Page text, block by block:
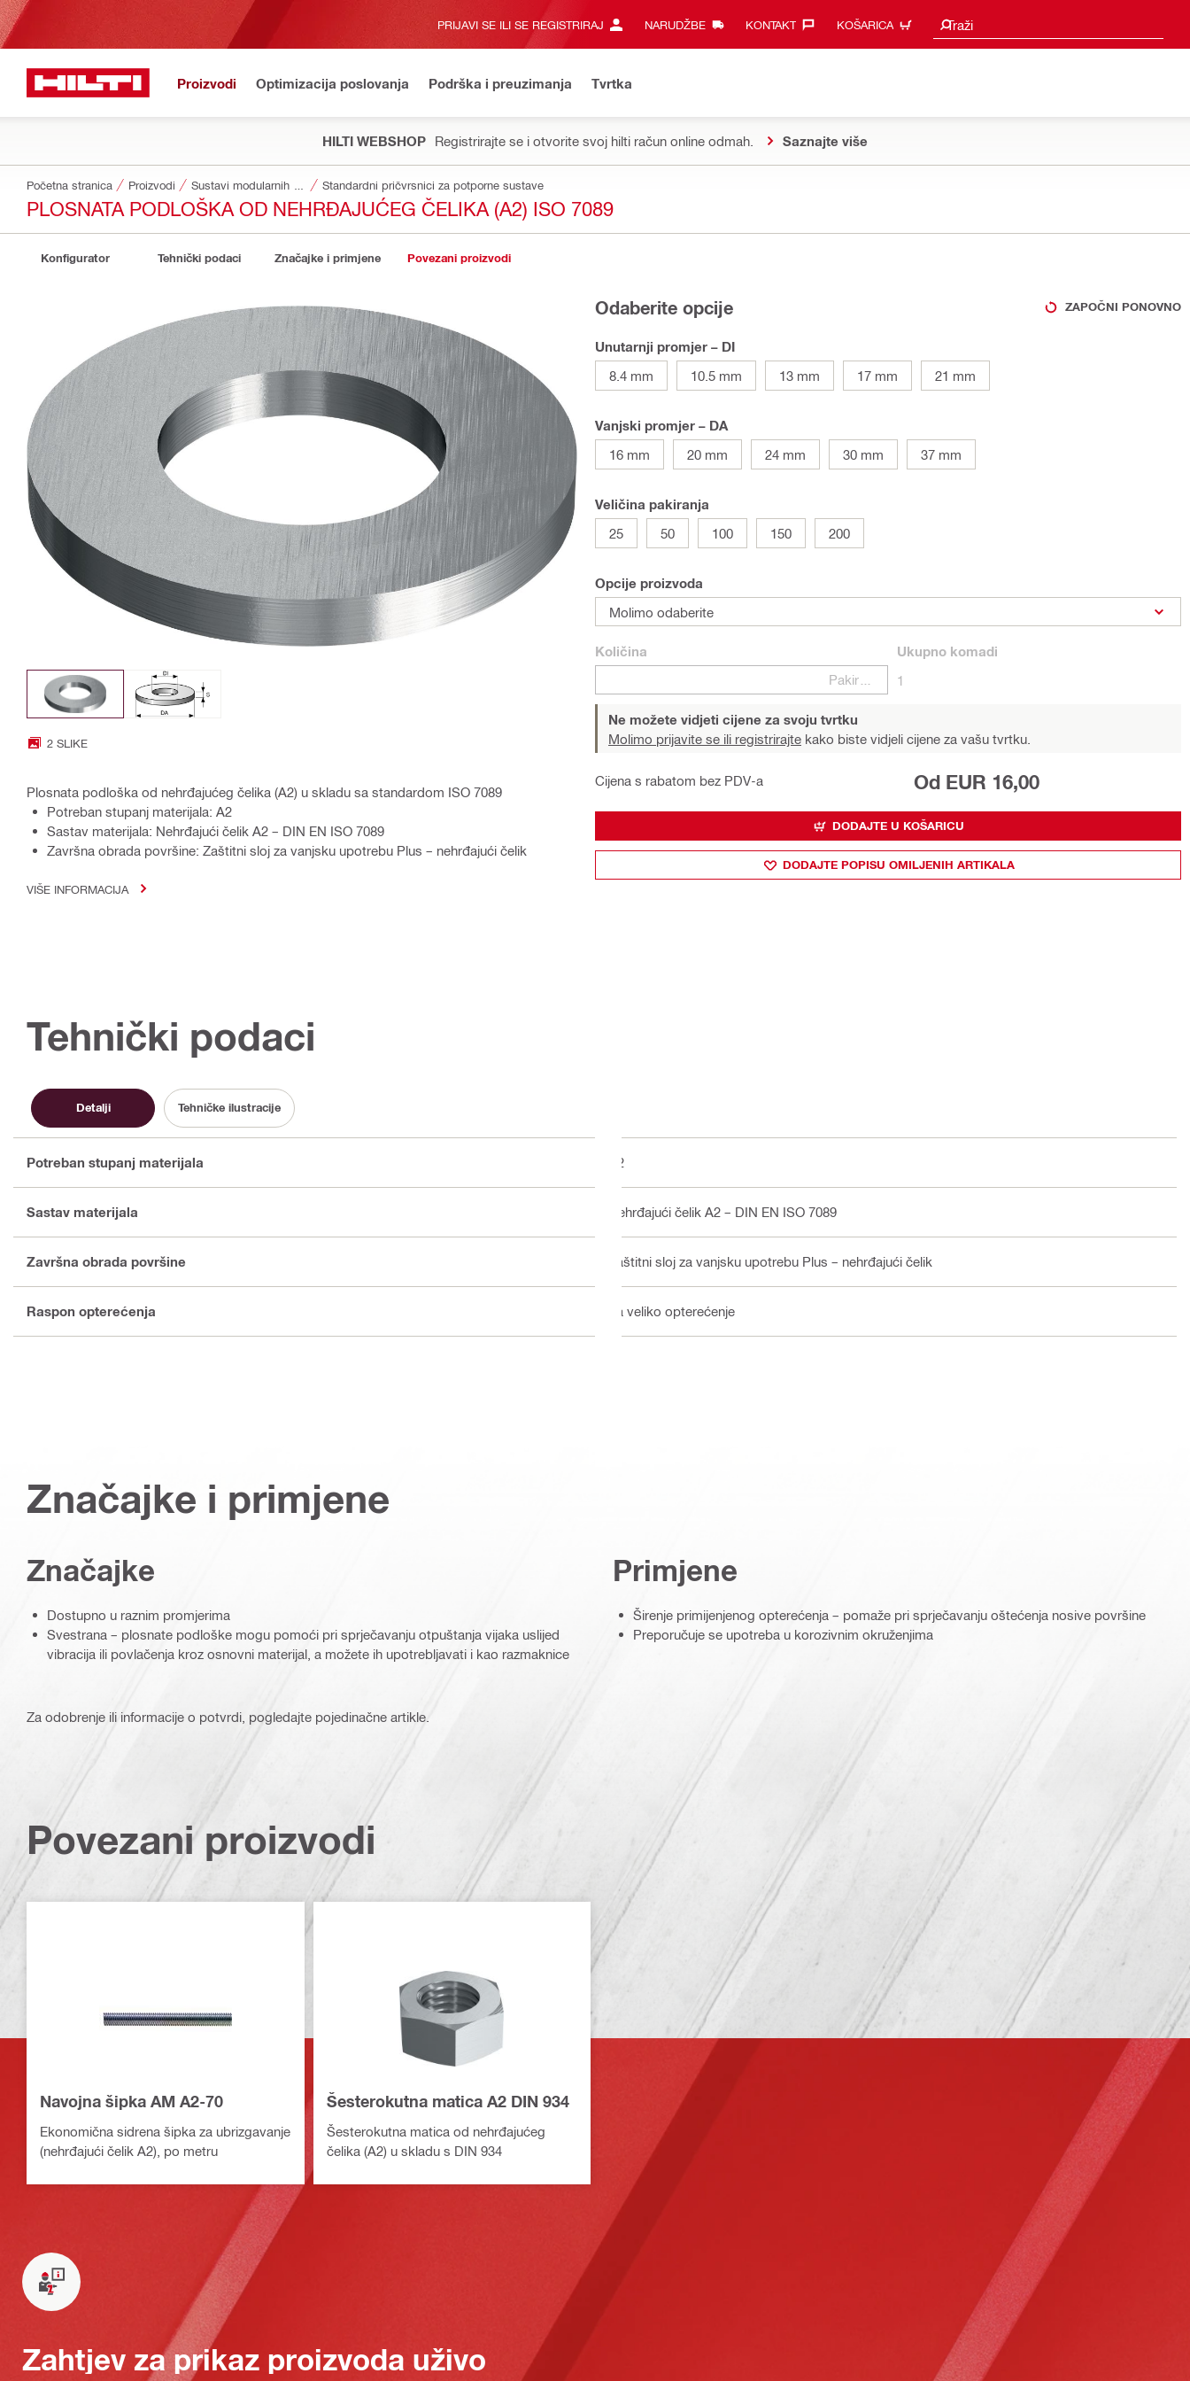
PRIJAVI SE ILI SE REGISTRIRAJ NARUDŽBE KONTAKT‎ KOŠARICA Traži
Prijedlozi za pretraživanje
Proizvodi Optimizacija poslovanja Podrška i preuzimanja Tvrtka
HILTI WEBSHOP Registrirajte se i otvorite svoj hilti račun online odmah. Saznajte više
Početna stranica Proizvodi Standardni pričvrsnici za potporne sustave
PLOSNATA PODLOŠKA OD NEHRĐAJUĆEG ČELIKA (A2) ISO 7089
Konfigurator Tehnički podaci Značajke i primjene Povezani proizvodi
2 SLIKE
Plosnata podloška od nehrđajućeg čelika (A2) u skladu sa standardom ISO 7089
Potreban stupanj materijala: A2
Sastav materijala: Nehrđajući čelik A2 – DIN EN ISO 7089
Završna obrada površine: Zaštitni sloj za vanjsku upotrebu Plus – nehrđajući čelik
VIŠE INFORMACIJA
Odaberite opcije ZAPOČNI PONOVNO
Unutarnji promjer – DI
8.4 mm
10.5 mm 13 mm 17 mm 21 mm
Vanjski promjer – DA
16 mm
20 mm 24 mm 30 mm 37 mm
Veličina pakiranja
25
50 100 150 200
Opcije proizvoda
Molimo odaberite
Količina
Pakiranje
Ukupno komadi
1
Ne možete vidjeti cijene za svoju tvrtku
Molimo prijavite se ili registrirajte kako biste vidjeli cijene za vašu tvrtku.
Cijena s rabatom bez PDV-a Od EUR 16,00
DODAJTE U KOŠARICU
DODAJTE POPISU OMILJENIH ARTIKALA
Tehnički podaci
Detalji Tehničke ilustracije
Potreban stupanj materijala A2
Sastav materijala Nehrđajući čelik A2 – DIN EN ISO 7089
Završna obrada površine Zaštitni sloj za vanjsku upotrebu Plus – nehrđajući čelik
Raspon opterećenja Za veliko opterećenje
Značajke i primjene
Značajke
Dostupno u raznim promjerima
Svestrana – plosnate podloške mogu pomoći pri sprječavanju otpuštanja vijaka uslijed
vibracija ili povlačenja kroz osnovni materijal, a možete ih upotrebljavati i kao razmaknice
Primjene
Širenje primijenjenog opterećenja – pomaže pri sprječavanju oštećenja nosive površine
Preporučuje se upotreba u korozivnim okruženjima
Za odobrenje ili informacije o potvrdi, pogledajte pojedinačne artikle.
Povezani proizvodi
Navojna šipka AM A2-70
Ekonomična sidrena šipka za ubrizgavanje
(nehrđajući čelik A2), po metru
Šesterokutna matica A2 DIN 934
Šesterokutna matica od nehrđajućeg
čelika (A2) u skladu s DIN 934
Zahtjev za prikaz proizvoda uživo